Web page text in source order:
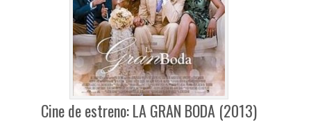
Cine de estreno: LA GRAN BODA (2013)